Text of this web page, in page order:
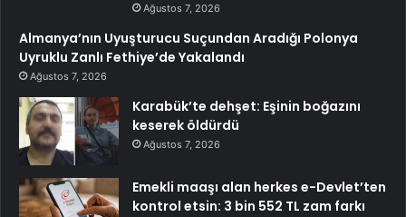
Ağustos 7, 2026
Almanya’nın Uyuşturucu Suçundan Aradığı Polonya
Uyruklu Zanlı Fethiye’de Yakalandı
Ağustos 7, 2026
Karabük’te dehşet: Eşinin boğazını
keserek öldürdü
Ağustos 7, 2026
Emekli maaşı alan herkes e-Devlet’ten
kontrol etsin: 3 bin 552 TL zam farkı